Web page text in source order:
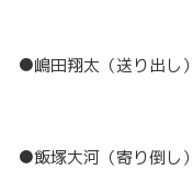
●嶋田翔太（送り出し
●飯塚大河（寄り倒し